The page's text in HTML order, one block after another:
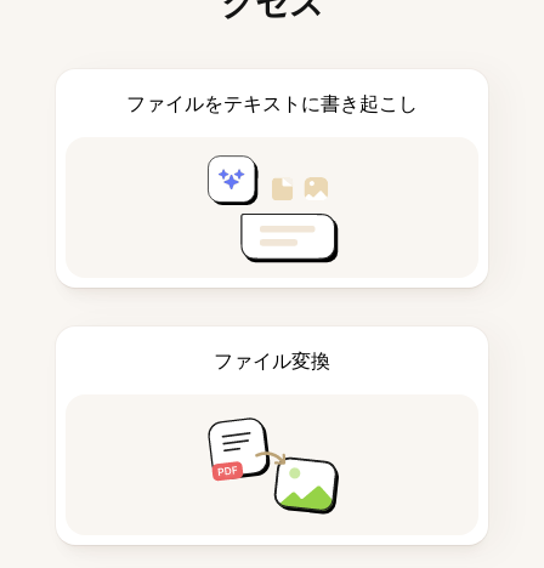
ファイルをテキストに書き起こし
ファイル変換